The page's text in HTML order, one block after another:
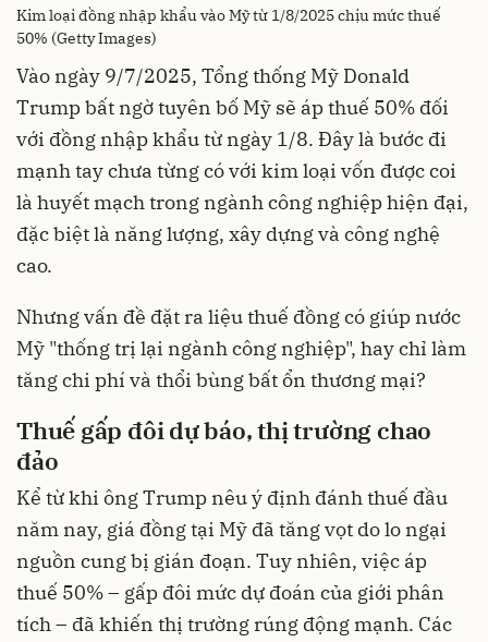
Kim loại đồng nhập khẩu vào Mỹ từ 1/8/2025 chịu mức thuế
50% (Getty Images)
Vào ngày 9/7/2025, Tổng thống Mỹ Donald
Trump bất ngờ tuyên bố Mỹ sẽ áp thuế 50% đối
với đồng nhập khẩu từ ngày 1/8. Đây là bước đi
mạnh tay chưa từng có với kim loại vốn được coi
là huyết mạch trong ngành công nghiệp hiện đại,
đặc biệt là năng lượng, xây dựng và công nghệ
cao.
Nhưng vấn đề đặt ra liệu thuế đồng có giúp nước
Mỹ "thống trị lại ngành công nghiệp", hay chỉ làm
tăng chi phí và thổi bùng bất ổn thương mại?
Thuế gấp đôi dự báo, thị trường chao
đảo
Kể từ khi ông Trump nêu ý định đánh thuế đầu
năm nay, giá đồng tại Mỹ đã tăng vọt do lo ngại
nguồn cung bị gián đoạn. Tuy nhiên, việc áp
thuế 50% – gấp đôi mức dự đoán của giới phân
tích – đã khiến thị trường rúng động mạnh. Các